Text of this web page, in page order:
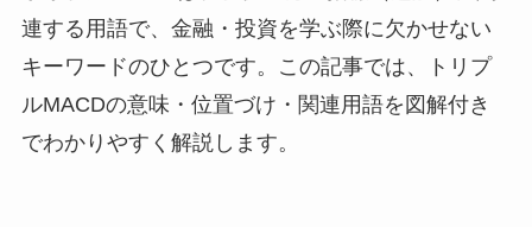
連する用語で、金融・投資を学ぶ際に欠かせない
キーワードのひとつです。この記事では、トリプ
ルMACDの意味・位置づけ・関連用語を図解付き
でわかりやすく解説します。